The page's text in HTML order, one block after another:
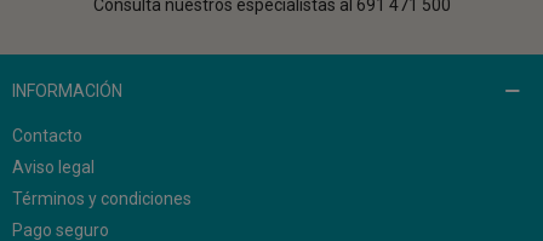
Consulta nuestros especialistas al 691 471 500
INFORMACIÓN
Contacto
Aviso legal
Términos y condiciones
Pago seguro